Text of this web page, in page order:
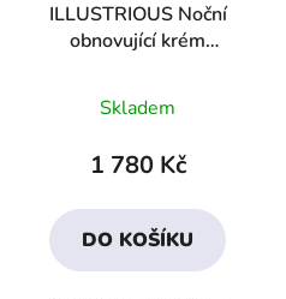
ILLUSTRIOUS Noční
obnovující krém
hodnocení
produktu
4,1
z
Skladem
1 780 Kč
DO KOŠÍKU